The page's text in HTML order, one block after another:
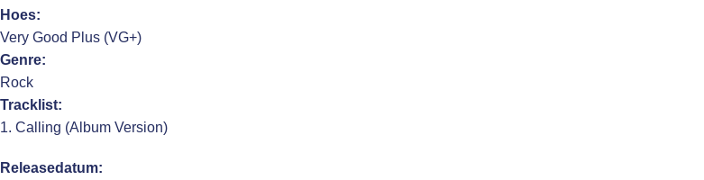
Hoes:
Very Good Plus (VG+)
Genre:
Rock
Tracklist:
1. Calling (Album Version)
Releasedatum: